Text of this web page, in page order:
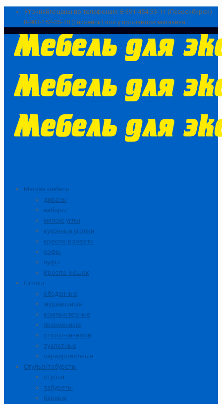
Уточняйте цены по телефонам: 8-391-454-33-11 (Лесосибирск)
8-983-152-05-78 (Енисейск) или у продавцов магазина
Мягкая мебель
диваны
наборы
мягкие углы
кухонные уголки
кресло-кровати
софы
пуфы
Кресло-мешок
Столы
обеденные
журнальные
компьютерные
письменные
столы-кинижки
туалетные
сервировочные
Стулья/табуреты
стулья
табуреты
барные